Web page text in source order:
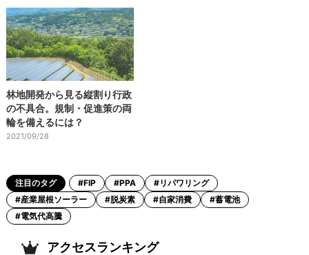
林地開発から見る縦割り行政
の不具合。規制・促進策の両
輪を備えるには？
2021/09/28
注目のタグ #FIP #PPA
#リパワリング
#産業屋根ソーラー
#脱炭素 #自家消費
#蓄電池
#電気代高騰
アクセスランキング